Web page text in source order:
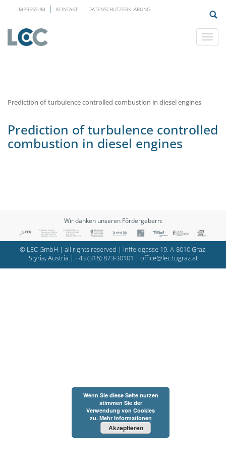
IMPRESSUM KONTAKT DATENSCHUTZERKLÄRUNG
Prediction of turbulence controlled combustion in diesel engines
Prediction of turbulence controlled
combustion in diesel engines
Wir danken unseren Fördergebern:
© LEC GmbH | all rights reserved | Inffeldgasse 19, A-8010 Graz,
Styria, Austria | +43 (316) 873-30101 | office@lec.tugraz.at
Wenn Sie diese Seite nutzen
stimmen Sie der
Verwendung von Cookies
zu. Mehr Informationen
Akzeptieren